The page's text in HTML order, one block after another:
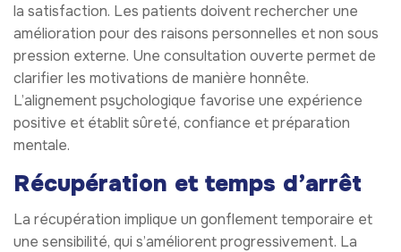
la satisfaction. Les patients doivent rechercher une
amélioration pour des raisons personnelles et non sous
pression externe. Une consultation ouverte permet de
clarifier les motivations de manière honnête.
L’alignement psychologique favorise une expérience
positive et établit sûreté, confiance et préparation
mentale.
Récupération et temps d’arrêt
La récupération implique un gonflement temporaire et
une sensibilité, qui s’améliorent progressivement. La